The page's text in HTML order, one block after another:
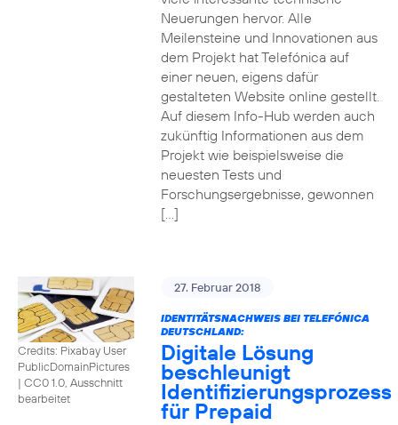
Neuerungen hervor. Alle
Meilensteine und Innovationen aus
dem Projekt hat Telefónica auf
einer neuen, eigens dafür
gestalteten Website online gestellt.
Auf diesem Info-Hub werden auch
zukünftig Informationen aus dem
Projekt wie beispielsweise die
neuesten Tests und
Forschungsergebnisse, gewonnen
[…]
Credits: Pixabay User
PublicDomainPictures
| CC0 1.0, Ausschnitt
bearbeitet
27. Februar 2018
IDENTITÄTSNACHWEIS BEI TELEFÓNICA
DEUTSCHLAND:
Digitale Lösung
beschleunigt
Identifizierungsprozess
für Prepaid